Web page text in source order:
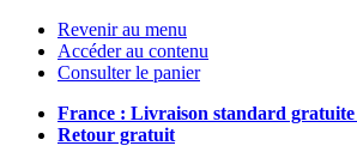
Revenir au menu
Accéder au contenu
Consulter le panier
France : Livraison standard gratuite
Retour gratuit